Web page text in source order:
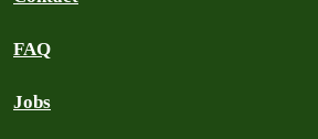
FAQ
Jobs